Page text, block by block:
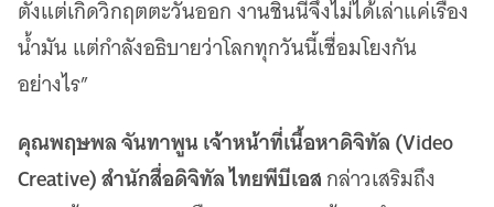
ตั้งแต่เกิดวิกฤตตะวันออก งานชิ้นนี้จึงไม่ได้เล่าแค่เรื่อง
น้ำมัน แต่กำลังอธิบายว่าโลกทุกวันนี้เชื่อมโยงกัน
อย่างไร”
คุณพฤษพล จันทาพูน เจ้าหน้าที่เนื้อหาดิจิทัล (Video
Creative) สำนักสื่อดิจิทัล ไทยพีบีเอสกล่าวเสริมถึง